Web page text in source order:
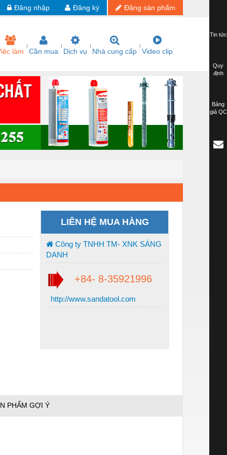
Đăng sản phẩm
Đăng ký
Đăng nhập
làm Cần mua Dịch vụ Nhà cung cấp Video clip
LIÊN HỆ MUA HÀNG
Công ty TNHH TM- XNK SÁNG
DANH
+84- 8-35921996
http://www.sandatool.com
PHẨM GỢI Ý
Tin tức
Quy
định
Bảng
giá QC